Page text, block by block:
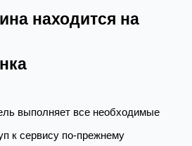
находится на
выполняет все необходимые
к сервису по-прежнему